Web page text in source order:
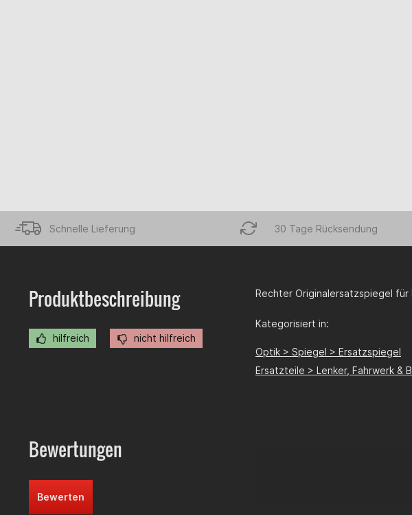
Schnelle Lieferung 30 Tage Rücksendung
Produktbeschreibung
hilfreich nicht hilfreich
Rechter Originalersatzspiegel für
Kategorisiert in:
Optik > Spiegel > Ersatzspiegel
Ersatzteile > Lenker, Fahrwerk &
Bewertungen
Bewerten